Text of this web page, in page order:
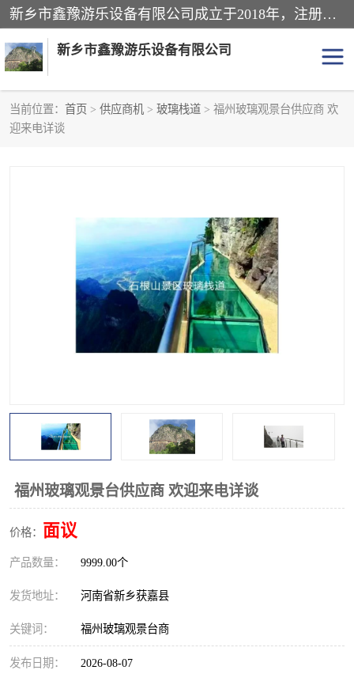
新乡市鑫豫游乐设备有限公司成立于2018年，注册地位于河南省。经营范围包括游乐设备、滑索、滑道、空中自行车、吊桥、拓展器材、攀岩器材、趣桥、悬崖秋千、网红桥、儿童乐园设备、水上乐园设备、丛林穿越设备、音乐呐喊设备、轨道滑车、栈道、玻璃滑道、观景平台、景观包装的设计、制造、销售、安装、维修，景区策划服务。
新乡市鑫豫游乐设备有限公司
当前位置： 首页 > 供应商机 > 玻璃栈道 > 福州玻璃观景台供应商 欢
迎来电详谈
福州玻璃观景台供应商 欢迎来电详谈
价格： 面议
产品数量： 9999.00个
发货地址： 河南省新乡获嘉县
关键词： 福州玻璃观景台商
发布日期： 2026-08-07
游乐设备
水上乐园设备
攀岩器材
空中自行车
玻璃滑道
音乐呐喊设备 栈道
玻璃栈道